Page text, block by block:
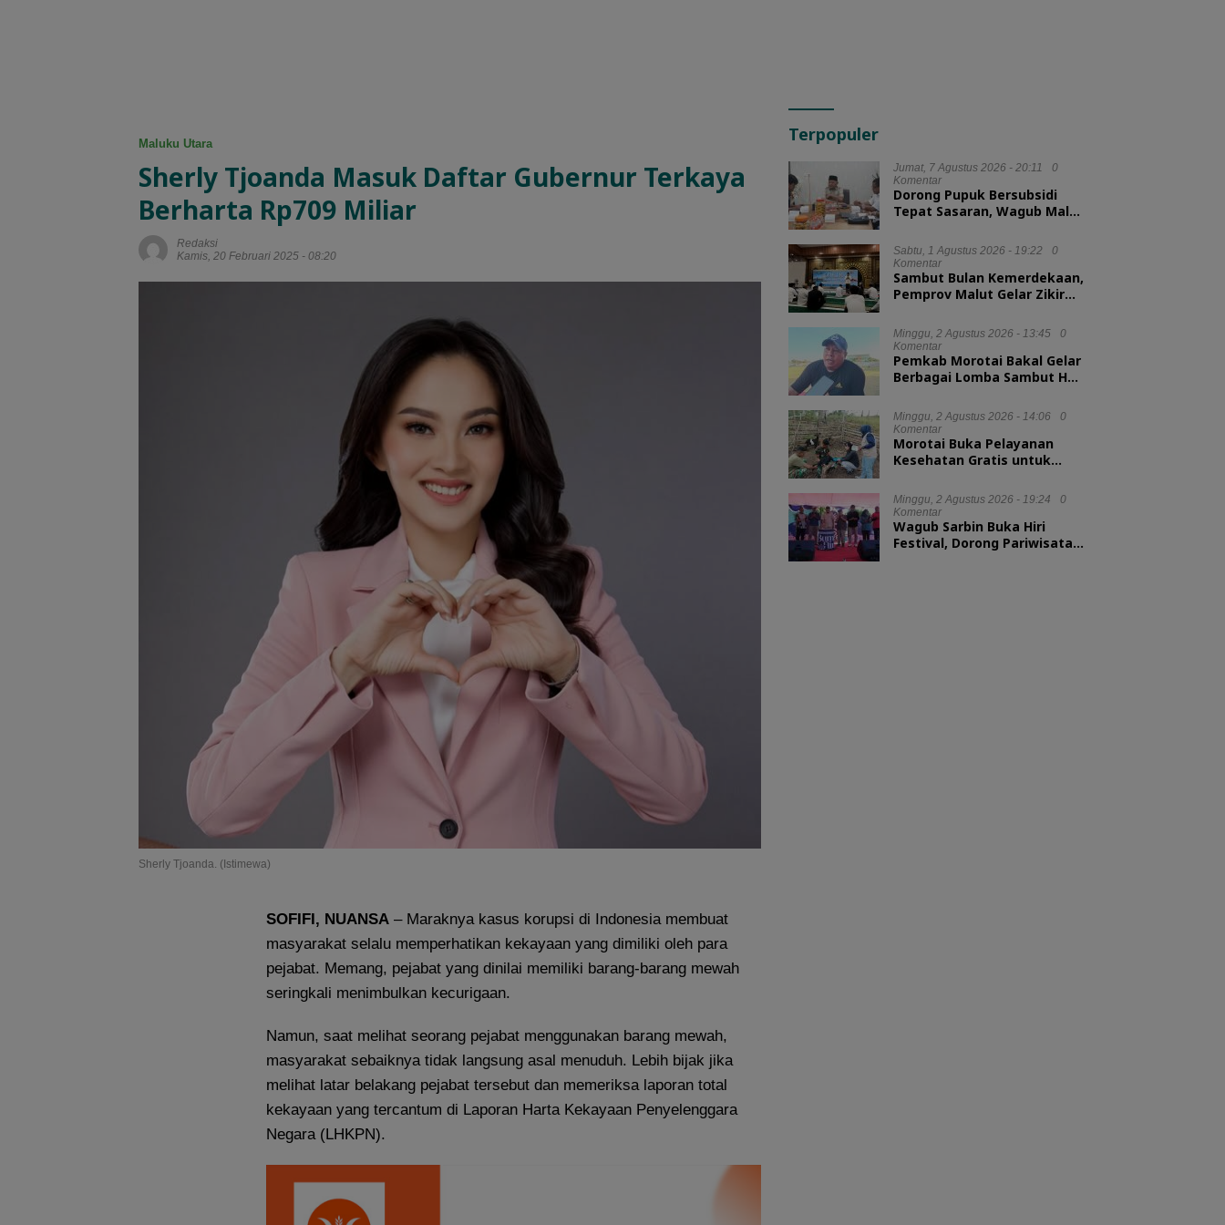
Maluku Utara
Sherly Tjoanda Masuk Daftar Gubernur Terkaya
Berharta Rp709 Miliar
Redaksi
Kamis, 20 Februari 2025 - 08:20
Sherly Tjoanda. (Istimewa)
SOFIFI, NUANSA – Maraknya kasus korupsi di Indonesia membuat
masyarakat selalu memperhatikan kekayaan yang dimiliki oleh para
pejabat. Memang, pejabat yang dinilai memiliki barang-barang mewah
seringkali menimbulkan kecurigaan.
Namun, saat melihat seorang pejabat menggunakan barang mewah,
masyarakat sebaiknya tidak langsung asal menuduh. Lebih bijak jika
melihat latar belakang pejabat tersebut dan memeriksa laporan total
kekayaan yang tercantum di Laporan Harta Kekayaan Penyelenggara
Negara (LHKPN).
Terpopuler
Jumat, 7 Agustus 2026 - 20:11
0
Komentar
Dorong Pupuk Bersubsidi
Tepat Sasaran, Wagub Malut
Digitalisasi
Sabtu, 1 Agustus 2026 - 19:22
0
Komentar
Sambut Bulan Kemerdekaan,
Pemprov Malut Gelar Zikir
Minggu, 2 Agustus 2026 - 13:45
0
Komentar
Pemkab Morotai Bakal Gelar
Berbagai Lomba Sambut HUT
Minggu, 2 Agustus 2026 - 14:06
0
Komentar
Morotai Buka Pelayanan
Kesehatan Gratis untuk
Minggu, 2 Agustus 2026 - 19:24
0
Komentar
Wagub Sarbin Buka Hiri
Festival, Dorong Pariwisata